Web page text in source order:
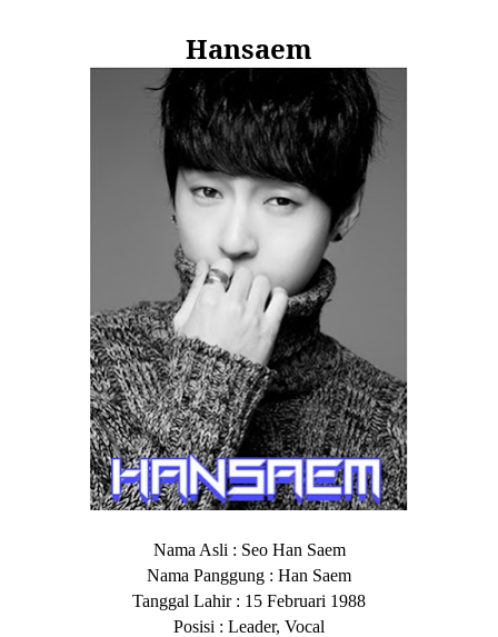
Hansaem
Nama Asli : Seo Han Saem
Nama Panggung : Han Saem
Tanggal Lahir : 15 Februari 1988
Posisi : Leader, Vocal